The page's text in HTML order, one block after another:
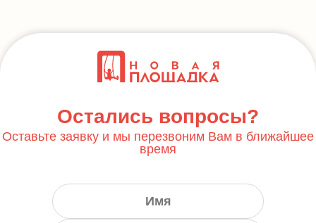
Остались вопросы?
Оставьте заявку и мы перезвоним Вам в ближайшее
время